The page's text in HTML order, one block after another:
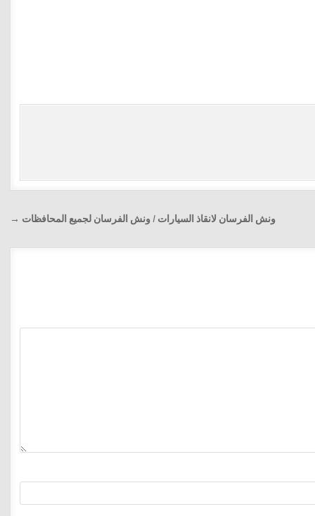
ونش الفرسان لانقاذ السيارات / ونش الفرسان لجميع المحافظات →